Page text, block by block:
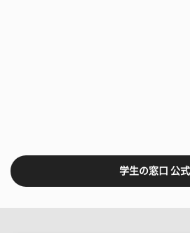
学生の窓口 公